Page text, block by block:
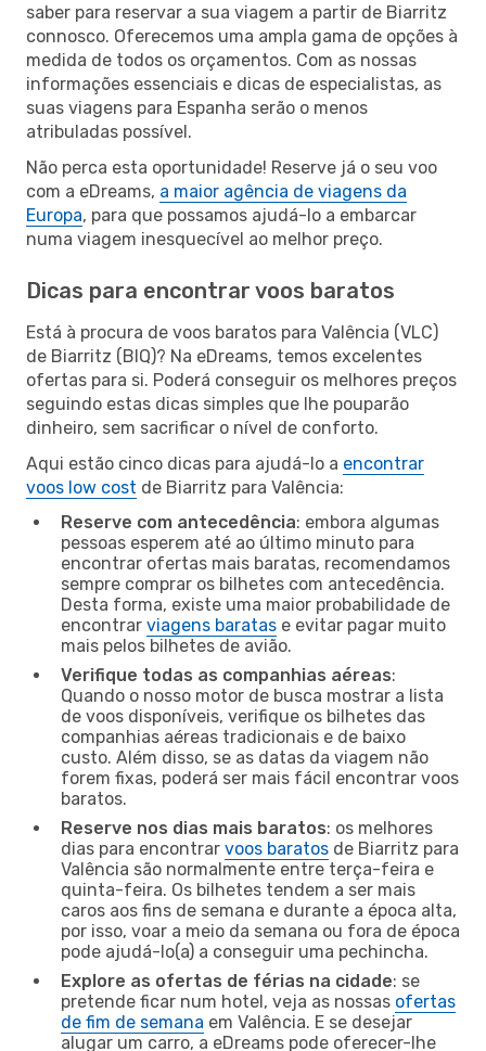
saber para reservar a sua viagem a partir de Biarritz
connosco. Oferecemos uma ampla gama de opções à
medida de todos os orçamentos. Com as nossas
informações essenciais e dicas de especialistas, as
suas viagens para Espanha serão o menos
atribuladas possível.
Não perca esta oportunidade! Reserve já o seu voo
com a eDreams, a maior agência de viagens da
Europa, para que possamos ajudá-lo a embarcar
numa viagem inesquecível ao melhor preço.
Dicas para encontrar voos baratos
Está à procura de voos baratos para Valência (VLC)
de Biarritz (BIQ)? Na eDreams, temos excelentes
ofertas para si. Poderá conseguir os melhores preços
seguindo estas dicas simples que lhe pouparão
dinheiro, sem sacrificar o nível de conforto.
Aqui estão cinco dicas para ajudá-lo a encontrar
voos low cost de Biarritz para Valência:
Reserve com antecedência: embora algumas
pessoas esperem até ao último minuto para
encontrar ofertas mais baratas, recomendamos
sempre comprar os bilhetes com antecedência.
Desta forma, existe uma maior probabilidade de
encontrar viagens baratas e evitar pagar muito
mais pelos bilhetes de avião.
Verifique todas as companhias aéreas:
Quando o nosso motor de busca mostrar a lista
de voos disponíveis, verifique os bilhetes das
companhias aéreas tradicionais e de baixo
custo. Além disso, se as datas da viagem não
forem fixas, poderá ser mais fácil encontrar voos
baratos.
Reserve nos dias mais baratos: os melhores
dias para encontrar voos baratos de Biarritz para
Valência são normalmente entre terça-feira e
quinta-feira. Os bilhetes tendem a ser mais
caros aos fins de semana e durante a época alta,
por isso, voar a meio da semana ou fora de época
pode ajudá-lo(a) a conseguir uma pechincha.
Explore as ofertas de férias na cidade: se
pretende ficar num hotel, veja as nossas ofertas
de fim de semana em Valência. E se desejar
alugar um carro, a eDreams pode oferecer-lhe